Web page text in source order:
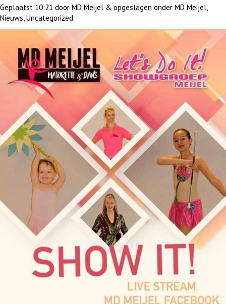
Geplaatst 10:21 door MD Meijel & opgeslagen onder MD Meijel,
Nieuws,Uncategorized.